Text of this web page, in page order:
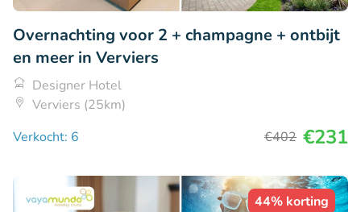
Overnachting voor 2 + champagne + ontbijt
en meer in Verviers
Designer Hotel
Verviers (25km)
Verkocht: 6
€402 €231
44% korting